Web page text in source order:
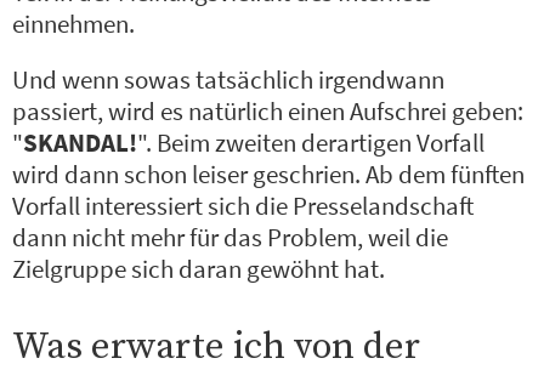
einnehmen.
Und wenn sowas tatsächlich irgendwann
passiert, wird es natürlich einen Aufschrei geben:
"SKANDAL!". Beim zweiten derartigen Vorfall
wird dann schon leiser geschrien. Ab dem fünften
Vorfall interessiert sich die Presselandschaft
dann nicht mehr für das Problem, weil die
Zielgruppe sich daran gewöhnt hat.
Was erwarte ich von der